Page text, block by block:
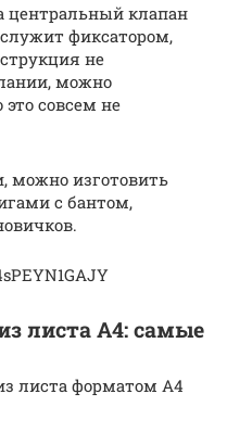
центральный клапан
фиксатором,
не
можно
совсем не
можно изготовить
с бантом,
листа А4: самые
листа форматом А4